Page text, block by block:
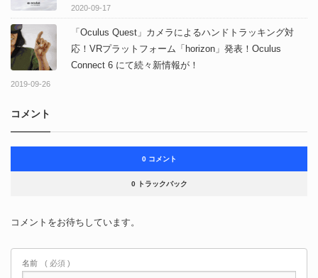
2020-09-17
「Oculus Quest」カメラによるハンドトラッキング対
応！VRプラットフォーム「horizon」発表！Oculus
Connect 6 にて続々新情報が！
2019-09-26
コメント
0 コメント
0 トラックバック
コメントをお待ちしています。
名前 ( 必須 )